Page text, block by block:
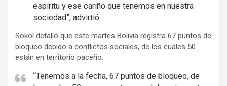
espíritu y ese cariño que tenemos en nuestra
sociedad”, advirtió.
Sokol detalló que este martes Bolivia registra 67 puntos de
bloqueo debido a conflictos sociales, de los cuales 50
están en territorio paceño.
“Tenemos a la fecha, 67 puntos de bloqueo, de